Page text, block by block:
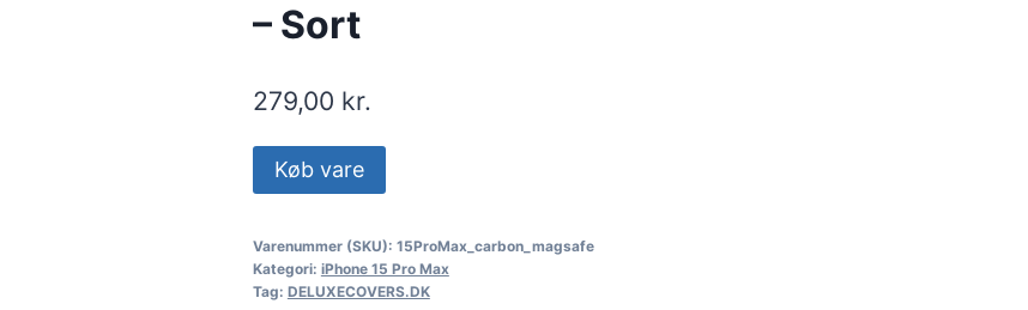
– Sort
279,00 kr.
Køb vare
Varenummer (SKU): 15ProMax_carbon_magsafe
Kategori: iPhone 15 Pro Max
Tag: DELUXECOVERS.DK